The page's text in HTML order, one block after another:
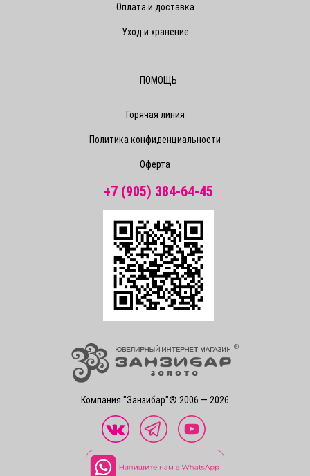
Компания "Занзибар"® 2006 — 2026
Оплата и доставка
Уход и хранение
ПОМОЩЬ
Горячая линия
Политика конфиденциальности
Оферта
+7 (905) 384-64-45